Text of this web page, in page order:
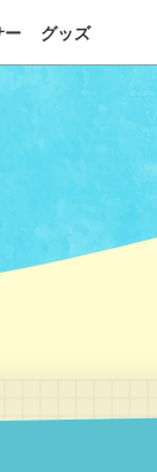
ー グッズ